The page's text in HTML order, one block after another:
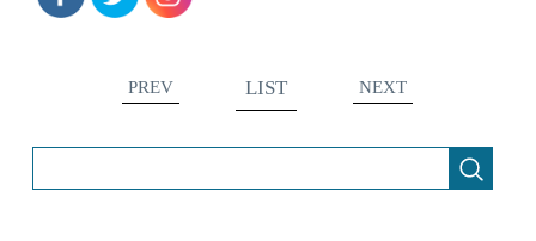
PREV LIST NEXT